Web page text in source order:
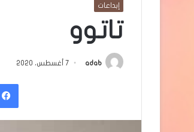
إبداعات
تاتوو
adab 7 أغسطس، 2020